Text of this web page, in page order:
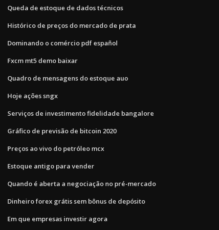
Queda de estoque de dados técnicos
Histórico de preços do mercado de prata
Dominando o comércio pdf español
Fxcm mt5 demo baixar
Quadro de mensagens do estoque auo
Hoje ações sngx
Serviços de investimento fidelidade bangalore
Gráfico de previsão de bitcoin 2020
Preços ao vivo do petróleo mcx
Estoque antigo para vender
Quando é aberta a negociação no pré-mercado
Dinheiro forex grátis sem bônus de depósito
Em que empresas investir agora